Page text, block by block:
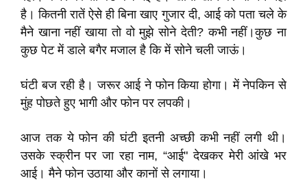
है। कितनी रातें ऐसे ही बिना खाए गुजार दी, आई को पता चले के
मैने खाना नहीं खाया तो वो मुझे सोने देती? कभी नहीं।कुछ ना
कुछ पेट में डाले बगैर मजाल है कि में सोने चली जाऊं।
घंटी बज रही है। जरूर आई ने फोन किया होगा। में नेपकिन से
मुंह पोछते हुए भागी और फोन पर लपकी।
आज तक ये फोन की घंटी इतनी अच्छी कभी नहीं लगी थी।
उसके स्क्रीन पर जा रहा नाम, “आई" देखकर मेरी आंखे भर
आई। मैने फोन उठाया और कानों से लगाया।